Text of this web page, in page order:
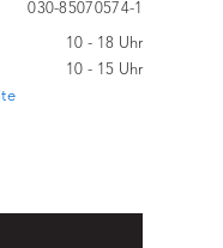
030-85070574-1
10 - 18 Uhr
10 - 15 Uhr